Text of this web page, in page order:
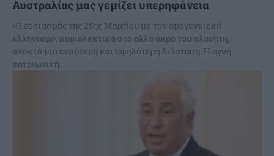
Αυστραλίας μας γεμίζει υπερηφάνεια
«Ο εορτασμός της 25ης Μαρτίου με τον ομογενειακό
ελληνισμό, κυριολεκτικά στο άλλο άκρο του πλανήτη,
αποκτά μια ευρύτερη και υψηλότερη διάσταση. Η αγνή
πατριωτική...